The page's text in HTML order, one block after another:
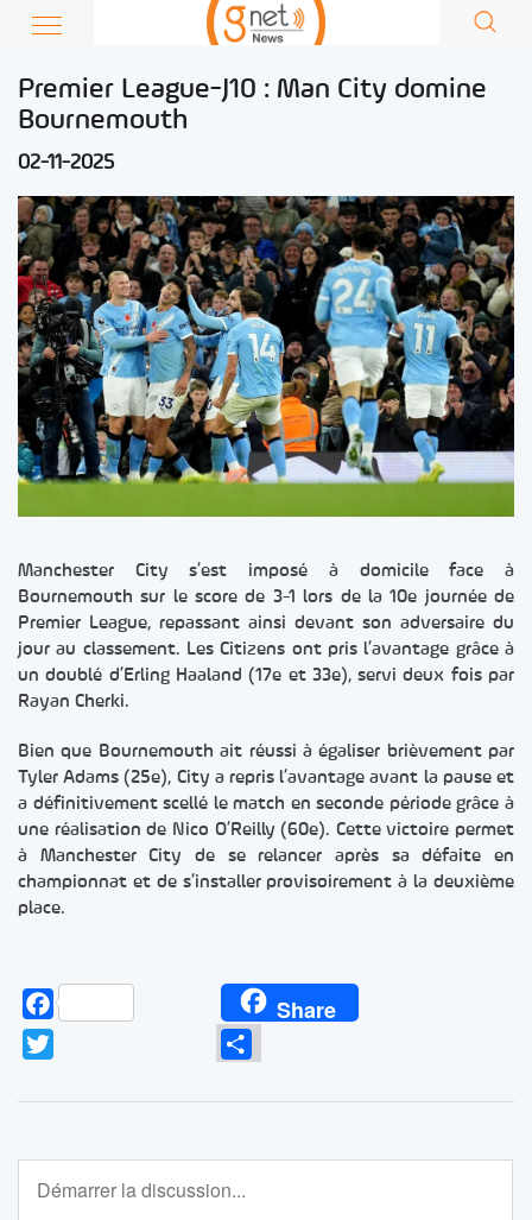
Premier League-J10 : Man City domine
Bournemouth
02-11-2025
Manchester City s’est imposé à domicile face à
Bournemouth sur le score de 3-1 lors de la 10e journée de
Premier League, repassant ainsi devant son adversaire du
jour au classement. Les Citizens ont pris l’avantage grâce à
un doublé d’Erling Haaland (17e et 33e), servi deux fois par
Rayan Cherki.
Bien que Bournemouth ait réussi à égaliser brièvement par
Tyler Adams (25e), City a repris l’avantage avant la pause et
a définitivement scellé le match en seconde période grâce à
une réalisation de Nico O’Reilly (60e). Cette victoire permet
à Manchester City de se relancer après sa défaite en
championnat et de s’installer provisoirement à la deuxième
place.
Facebook Share